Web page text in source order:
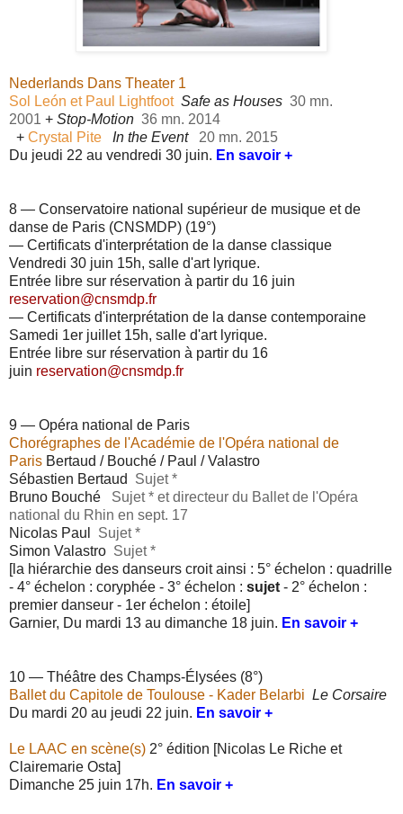
Nederlands Dans Theater 1
Sol León et Paul Lightfoot Safe as Houses 30 mn.
2001 + Stop-Motion 36 mn. 2014
+ Crystal Pite In the Event
20 mn. 2015
Du jeudi 22 au vendredi 30 juin. En savoir +
8 — Conservatoire national supérieur de musique et de
danse de Paris (CNSMDP) (19°)
— Certificats d'interprétation de la danse classique
Vendredi 30 juin 15h, salle d'art lyrique.
Entrée libre sur réservation à partir du 16 juin
reservation@cnsmdp.fr
— Certificats d'interprétation de la danse contemporaine
Samedi 1er juillet 15h, salle d'art lyrique.
Entrée libre sur réservation à partir du 16
juin reservation@cnsmdp.fr
9 — Opéra national de Paris
Chorégraphes de l'Académie de l'Opéra national de
Paris Bertaud / Bouché / Paul / Valastro
Sébastien Bertaud Sujet *
Bruno Bouché
Sujet* et directeur du Ballet de l'Opéra
national du Rhin en sept. 17
Nicolas Paul Sujet*
Simon Valastro Sujet*
[la hiérarchie des danseurs croit ainsi : 5° échelon : quadrille
- 4° échelon : coryphée - 3° échelon : sujet- 2° échelon :
premier danseur - 1er échelon : étoile]
Garnier, Du mardi 13 au dimanche 18 juin. En savoir +
10 — Théâtre des Champs-Élysées (8°)
Ballet du Capitole de Toulouse - Kader Belarbi Le Corsaire
Du mardi 20 au jeudi 22 juin. En savoir +
Le LAAC en scène(s) 2° édition [Nicolas Le Riche et
Clairemarie Osta]
Dimanche 25 juin 17h. En savoir +